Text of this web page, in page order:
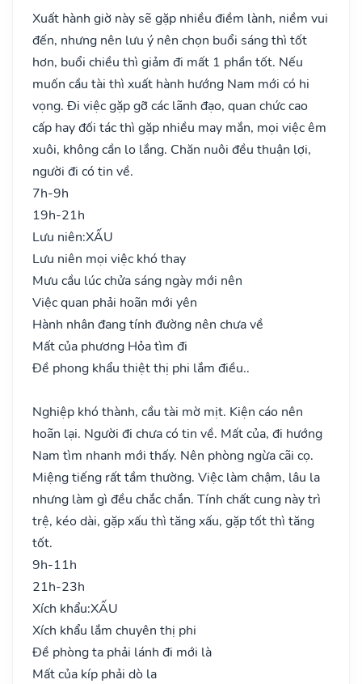
Xuất hành giờ này sẽ gặp nhiều điềm lành, niềm vui
đến, nhưng nên lưu ý nên chọn buổi sáng thì tốt
hơn, buổi chiều thì giảm đi mất 1 phần tốt. Nếu
muốn cầu tài thì xuất hành hướng Nam mới có hi
vọng. Đi việc gặp gỡ các lãnh đạo, quan chức cao
cấp hay đối tác thì gặp nhiều may mắn, mọi việc êm
xuôi, không cần lo lắng. Chăn nuôi đều thuận lợi,
người đi có tin về.
7h-9h
19h-21h
Lưu niên:XẤU
Lưu niên mọi việc khó thay
Mưu cầu lúc chửa sáng ngày mới nên
Việc quan phải hoãn mới yên
Hành nhân đang tính đường nên chưa về
Mất của phương Hỏa tìm đi
Đề phong khẩu thiệt thị phi lắm điều..
Nghiệp khó thành, cầu tài mờ mịt. Kiện cáo nên
hoãn lại. Người đi chưa có tin về. Mất của, đi hướng
Nam tìm nhanh mới thấy. Nên phòng ngừa cãi cọ.
Miệng tiếng rất tầm thường. Việc làm chậm, lâu la
nhưng làm gì đều chắc chắn. Tính chất cung này trì
trệ, kéo dài, gặp xấu thì tăng xấu, gặp tốt thì tăng
tốt.
9h-11h
21h-23h
Xích khẩu:XẤU
Xích khẩu lắm chuyên thị phi
Đề phòng ta phải lánh đi mới là
Mất của kíp phải dò la